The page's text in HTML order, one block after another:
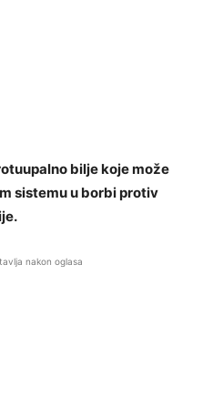
bilje koje može
sistemu u borbi protiv
nakon oglasa